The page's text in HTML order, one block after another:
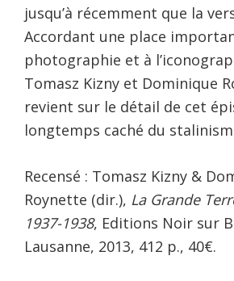
jusqu’à récemment que la
Accordant une place
photographie et à
Tomasz Kizny et Dominique
revient sur le détail de cet
longtemps caché du
Recensé : Tomasz Kizny &
Roynette (dir.), La Grande
1937-1938, Editions Noir sur
Lausanne, 2013, 412 p., 40€.